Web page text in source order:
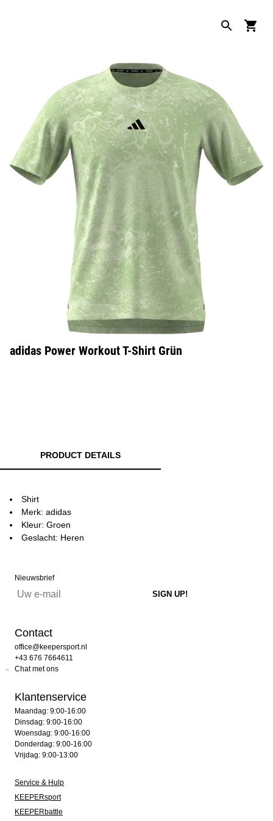
adidas Power Workout T-Shirt Grün
PRODUCT DETAILS
Shirt
Merk: adidas
Kleur: Groen
Geslacht: Heren
Nieuwsbrief
Contact
office@keepersport.nl
+43 676 7664611
Chat met ons
Klantenservice
Maandag: 9:00-16:00
Dinsdag: 9:00-16:00
Woensdag: 9:00-16:00
Donderdag: 9:00-16:00
Vrijdag: 9:00-13:00
Service & Hulp
KEEPERsport
KEEPERbattle